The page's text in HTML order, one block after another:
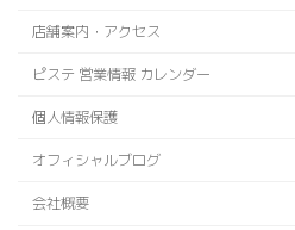
店舗案内・アクセス
ピステ 営業情報 カレンダー
個人情報保護
オフィシャルブログ
会社概要